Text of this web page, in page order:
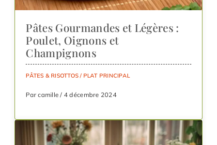
Pâtes Gourmandes et Légères :
Poulet, Oignons et
Champignons
PÂTES & RISOTTOS / PLAT PRINCIPAL
Par camille / 4 décembre 2024